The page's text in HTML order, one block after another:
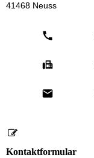
41468 Neuss
Kontaktformular